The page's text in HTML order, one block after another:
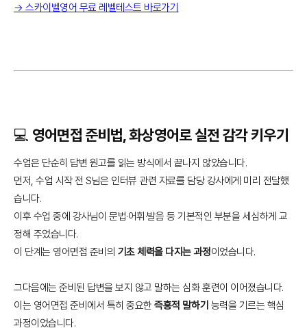
→ 스카이벨영어 무료 레벨테스트 바로가기
💻 영어면접 준비법, 화상영어로 실전 감각 키우기
수업은 단순히 답변 원고를 읽는 방식에서 끝나지 않았습니다.
먼저, 수업 시작 전 S님은 인터뷰 관련 자료를 담당 강사에게 미리 전달했
습니다.
이후 수업 중에 강사님이 문법·어휘·발음 등 기본적인 부분을 세심하게 교
정해 주었습니다.
이 단계는 영어면접 준비의 기초 체력을 다지는 과정이었습니다.
그다음에는 준비된 답변을 보지 않고 말하는 심화 훈련이 이어졌습니다.
이는 영어면접 준비에서 특히 중요한즉흥적 말하기 능력을 기르는 핵심
과정이었습니다.